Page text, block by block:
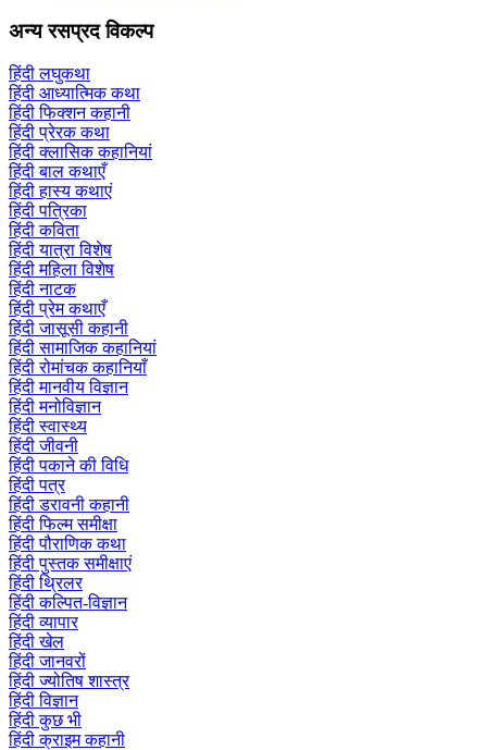
अन्य रसप्रद विकल्प
हिंदी लघुकथा
हिंदी आध्यात्मिक कथा
हिंदी फिक्शन कहानी
हिंदी प्रेरक कथा
हिंदी क्लासिक कहानियां
हिंदी बाल कथाएँ
हिंदी हास्य कथाएं
हिंदी पत्रिका
हिंदी कविता
हिंदी यात्रा विशेष
हिंदी महिला विशेष
हिंदी नाटक
हिंदी प्रेम कथाएँ
हिंदी जासूसी कहानी
हिंदी सामाजिक कहानियां
हिंदी रोमांचक कहानियाँ
हिंदी मानवीय विज्ञान
हिंदी मनोविज्ञान
हिंदी स्वास्थ्य
हिंदी जीवनी
हिंदी पकाने की विधि
हिंदी पत्र
हिंदी डरावनी कहानी
हिंदी फिल्म समीक्षा
हिंदी पौराणिक कथा
हिंदी पुस्तक समीक्षाएं
हिंदी थ्रिलर
हिंदी कल्पित-विज्ञान
हिंदी व्यापार
हिंदी खेल
हिंदी जानवरों
हिंदी ज्योतिष शास्त्र
हिंदी विज्ञान
हिंदी कुछ भी
हिंदी क्राइम कहानी